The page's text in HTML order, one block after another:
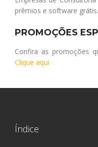
prêmios e software grátis.
PROMOÇÕES
Confira as promoções
Clique aqui
Índice